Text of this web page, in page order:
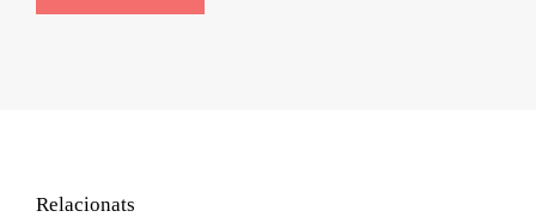
Relacionats